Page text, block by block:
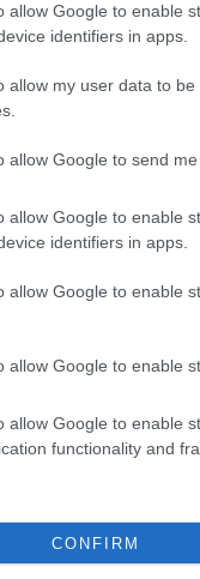
allow Google to enable
identifiers in apps.
allow my user data to
allow Google to send
allow Google to enable
identifiers in apps.
allow Google to enable
allow Google to enable
allow Google to enable
functionality and
CONFIRM
(-58%),
με
και
τα μεγέθη
εξαγορά
2020. Η
και τα
του
ύψους